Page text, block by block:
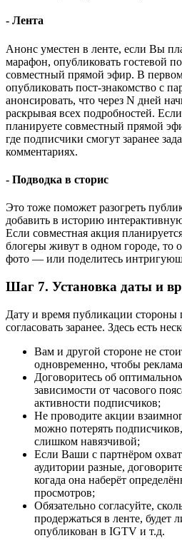
- Лента
Анонс уместен в ленте, если Вы
марафон, опубликовать гостевой
совместный прямой эфир. В
опубликовать пост-знакомство с
анонсировать, что через N дней
раскрывая всех подробностей.
планируете совместный прямой
где подписчики смогут заранее
комментариях.
- Подводка в сторис
Это тоже поможет разогреть
добавить в историю
Если совместная акция
блогеры живут в одном городе, то
фото — или поделитесь
Шаг 7. Установка даты и
Дату и время публикации
согласовать заранее. Здесь есть
Вам и другой стороне не
одновременно, чтобы
Договоритесь об
зависимости от часового
активности подписчиков;
Не проводите акции
можно потерять
слишком навязчивой;
Если Ваши с партнёром
аудитории разные,
когада она наберёт
просмотров;
Обязательно согласуйте,
продержаться в ленте, будет
опубликован в IGTV и т.д.